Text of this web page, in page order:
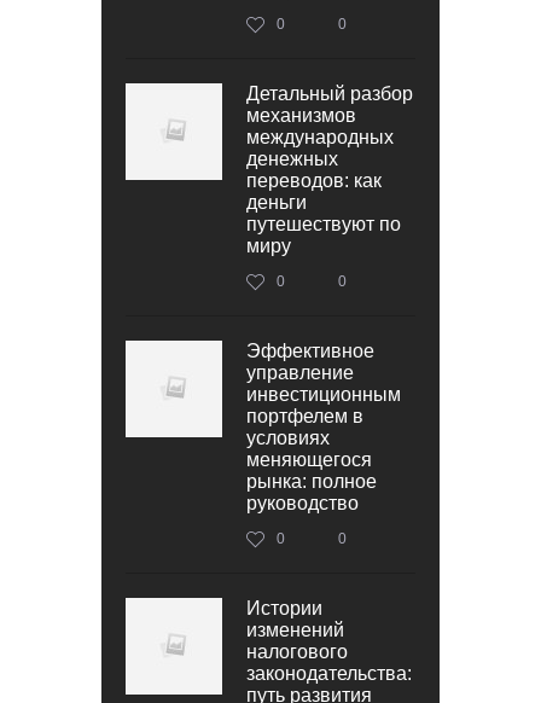
0 0
Детальный разбор
механизмов
международных
денежных
переводов: как
деньги
путешествуют по
миру
0 0
Эффективное
управление
инвестиционным
портфелем в
условиях
меняющегося
рынка: полное
руководство
0 0
Истории
изменений
налогового
законодательства:
путь развития